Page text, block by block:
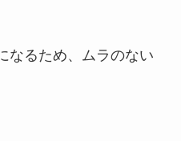
なるため、ムラのない